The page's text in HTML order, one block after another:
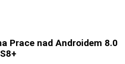
Prace nad Androidem 8.0